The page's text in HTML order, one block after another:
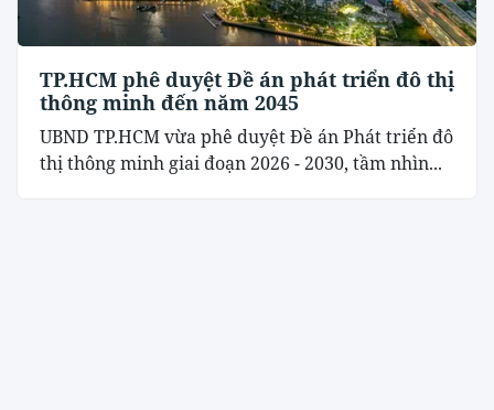
TP.HCM phê duyệt Đề án phát triển đô thị
thông minh đến năm 2045
UBND TP.HCM vừa phê duyệt Đề án Phát triển đô
thị thông minh giai đoạn 2026 - 2030, tầm nhìn...